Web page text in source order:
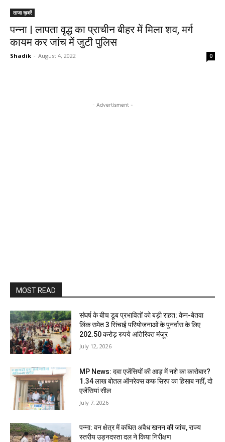
ताजा ख़बरें
पन्ना | लापता वृद्ध का प्राचीन बीहर में मिला शव, मर्ग
कायम कर जांच में जुटी पुलिस
Shadik - August 4, 2022 0
- Advertisment -
MOST READ
संघर्ष के बीच डूब प्रभावितों को बड़ी राहत: केन-बेतवा
लिंक समेत 3 सिंचाई परियोजनाओं के पुनर्वास के लिए
202.50 करोड़ रुपये अतिरिक्त मंजूर
July 12, 2026
MP News: दवा एजेंसियों की आड़ में नशे का कारोबार?
1.34 लाख बोतल ऑनरेक्स कफ सिरप का हिसाब नहीं, दो
एजेंसियां सील
July 7, 2026
पन्ना: वन क्षेत्र में कथित अवैध खनन की जांच, राज्य
स्तरीय उड़नदस्ता दल ने किया निरीक्षण